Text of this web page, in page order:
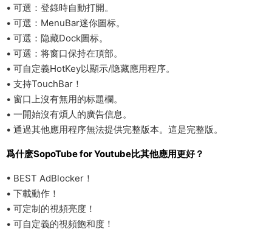
• 可選：登錄時自動打開。
• 可選：MenuBar迷你圖标。
• 可選：隐藏Dock圖标。
• 可選：将窗口保持在頂部。
• 可自定義HotKey以顯示/隐藏應用程序。
• 支持TouchBar！
• 窗口上沒有無用的标題欄。
• 一開始沒有煩人的廣告信息。
• 通過其他應用程序無法提供完整版本。這是完整版。
爲什麽SopoTube for Youtube比其他應用更好？
• BEST AdBlocker！
• 下載動作！
• 可定制的視頻亮度！
• 可自定義的視頻飽和度！